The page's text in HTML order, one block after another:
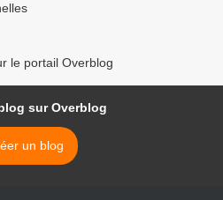
le portail Overblog
sur Overblog
un blog